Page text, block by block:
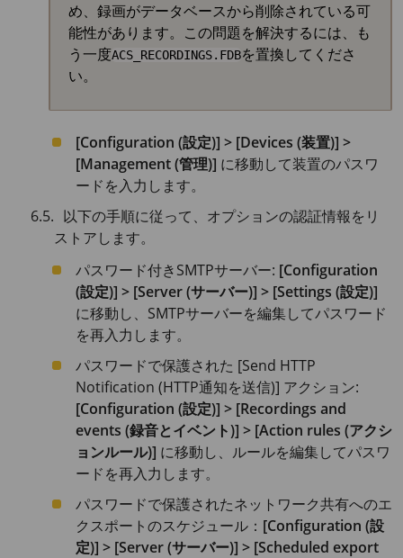
め、録画がデータベースから削除されている可
能性があります。この問題を解決するには、も
う一度ACS_RECORDINGS.FDBを置換してくださ
い。
[Configuration (設定)] > [Devices (装置)] >
[Management (管理)] に移動して装置のパスワ
ードを入力します。
以下の手順に従って、オプションの認証情報をリ
ストアします。
パスワード付きSMTPサーバー: [Configuration
(設定)] > [Server (サーバー)] > [Settings (設定)]
に移動し、SMTPサーバーを編集してパスワード
を再入力します。
パスワードで保護された [Send HTTP
Notification (HTTP通知を送信)] アクション:
[Configuration (設定)] > [Recordings and
events (録音とイベント)] > [Action rules (アクシ
ョンルール)] に移動し、ルールを編集してパスワ
ードを再入力します。
パスワードで保護されたネットワーク共有へのエ
クスポートのスケジュール： [Configuration (設
定)] > [Server (サーバー)] > [Scheduled export